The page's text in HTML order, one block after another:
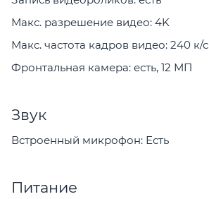
Макс. разрешение видео: 4K
Макс. частота кадров видео: 240 к/с
Фронтальная камера: есть, 12 МП
Звук
Встроенный микрофон: Есть
Питание